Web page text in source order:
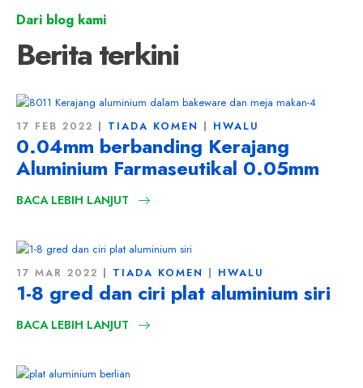
Dari blog kami
Berita terkini
17 FEB 2022 TIADA KOMEN HWALU
0.04mm berbanding Kerajang
Aluminium Farmaseutikal 0.05mm
BACA LEBIH LANJUT
17 MAR 2022 TIADA KOMEN HWALU
1-8 gred dan ciri plat aluminium siri
BACA LEBIH LANJUT